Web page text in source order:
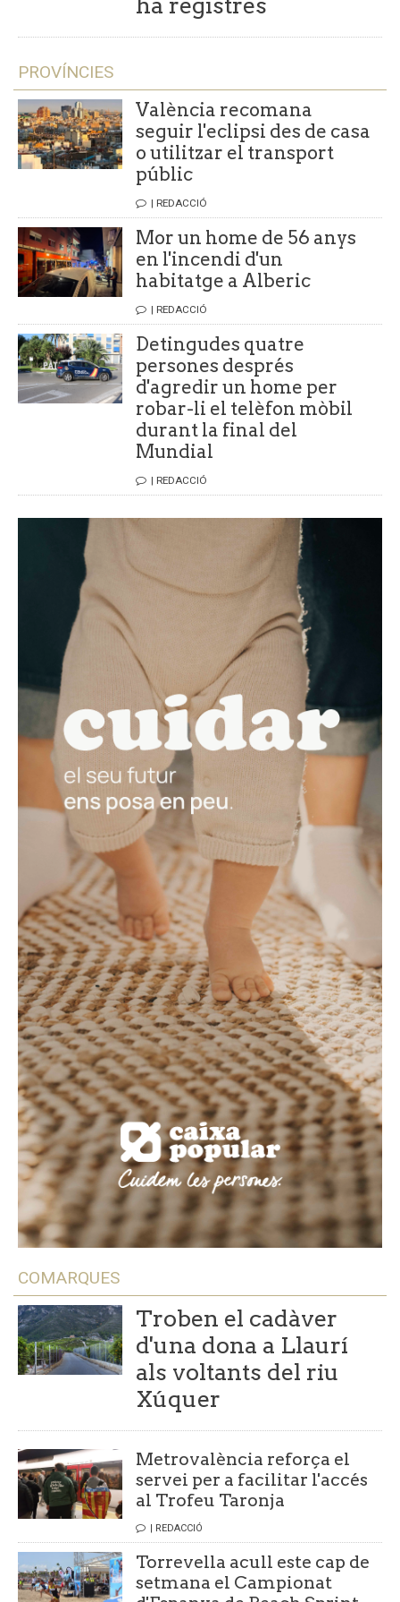
PROVÍNCIES
València recomana
seguir l'eclipsi des de casa
o utilitzar el transport
públic
| REDACCIÓ
Mor un home de 56 anys
en l'incendi d'un
habitatge a Alberic
| REDACCIÓ
Detingudes quatre
persones després
d'agredir un home per
robar-li el telèfon mòbil
durant la final del
Mundial
| REDACCIÓ
COMARQUES
Troben el cadàver
d'una dona a Llaurí
als voltants del riu
Xúquer
Metrovalència reforça el
servei per a facilitar l'accés
al Trofeu Taronja
| REDACCIÓ
Torrevella acull este cap de
setmana el Campionat